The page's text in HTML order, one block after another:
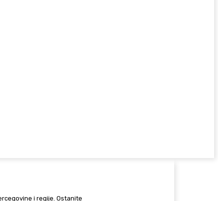
i regije. Ostanite